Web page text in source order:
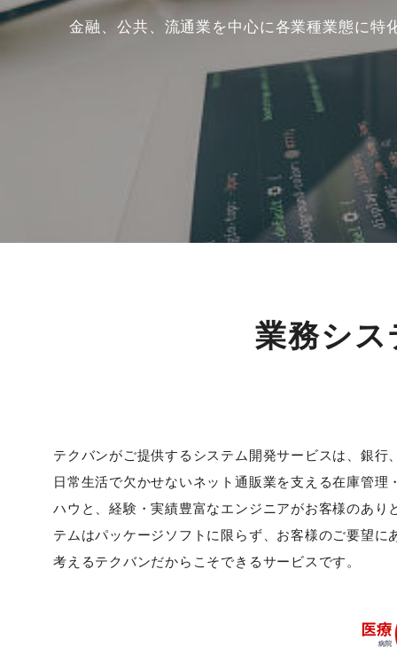
金融、公共、流通業を中心に各業種業態に特
業務シ
テクバンがご提供するシステム開発サービスは、銀
日常生活で欠かせないネット通販業を支える在庫管
ハウと、経験・実績豊富なエンジニアがお客様のあ
テムはパッケージソフトに限らず、お客様のご要望
考えるテクバンだからこそできるサービスです。